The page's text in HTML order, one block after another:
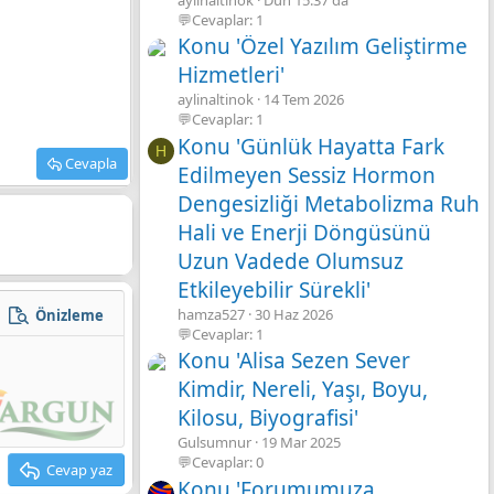
Cevapla
seçenek…
Önizleme
Cevap yaz
💬Cevaplar: 1
Konu 'Özel Yazılım Geliştirme
Hizmetleri'
aylinaltinok 14 Tem 2026
💬Cevaplar: 1
H
Konu 'Günlük Hayatta Fark
Edilmeyen Sessiz Hormon
Dengesizliği Metabolizma Ruh
Hali ve Enerji Döngüsünü
Uzun Vadede Olumsuz
Etkileyebilir Sürekli'
hamza527 30 Haz 2026
💬Cevaplar: 1
Konu 'Alisa Sezen Sever
Kimdir, Nereli, Yaşı, Boyu,
Kilosu, Biyografisi'
Gulsumnur 19 Mar 2025
💬Cevaplar: 0